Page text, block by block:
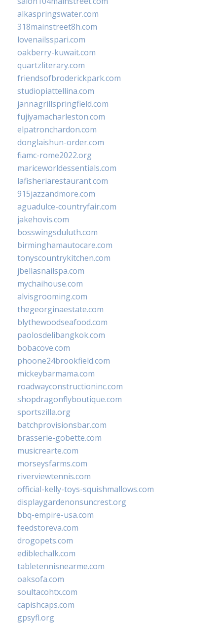
alkaspringswater.com
318mainstreet8h.com
lovenailsspari.com
oakberry-kuwait.com
quartzliterary.com
friendsofbroderickpark.com
studiopiattellina.com
jannagrillspringfield.com
fujiyamacharleston.com
elpatronchardon.com
donglaishun-order.com
fiamc-rome2022.org
mariceworldessentials.com
lafisheriarestaurant.com
915jazzandmore.com
aguadulce-countryfair.com
jakehovis.com
bosswingsduluth.com
birminghamautocare.com
tonyscountrykitchen.com
jbellasnailspa.com
mychaihouse.com
alvisgrooming.com
thegeorginaestate.com
blythewoodseafood.com
paolosdelibangkok.com
bobacove.com
phoone24brookfield.com
mickeybarmama.com
roadwayconstructioninc.com
shopdragonflyboutique.com
sportszilla.org
batchprovisionsbar.com
brasserie-gobette.com
musicrearte.com
morseysfarms.com
riverviewtennis.com
official-kelly-toys-squishmallows.com
displaygardenonsuncrest.org
bbq-empire-usa.com
feedstoreva.com
drogopets.com
ediblechalk.com
tabletennisnearme.com
oaksofa.com
soultacohtx.com
capishcaps.com
gpsyfl.org